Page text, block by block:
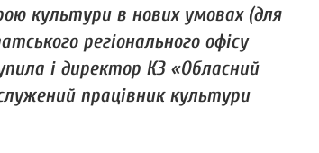
культури в нових умовах (для
регіонального офісу
і директор КЗ «Обласний
працівник культури